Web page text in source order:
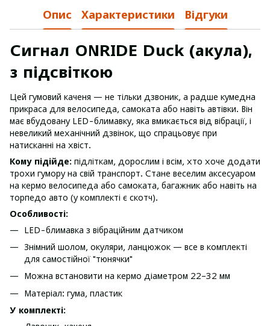
Опис Характеристики Відгуки
Сигнал ONRIDE Duck (акула),
з підсвіткою
Цей гумовий каченя — не тільки дзвоник, а радше кумедна
прикраса для велосипеда, самоката або навіть автівки. Він
має вбудовану LED-блимавку, яка вмикається від вібрації, і
невеликий механічний дзвінок, що спрацьовує при
натисканні на хвіст.
Кому підійде: підліткам, дорослим і всім, хто хоче додати
трохи гумору на свій транспорт. Стане веселим аксесуаром
на кермо велосипеда або самоката, багажник або навіть на
торпедо авто (у комплекті є скотч).
Особливості:
LED-блимавка з вібраційним датчиком
Знімний шолом, окуляри, ланцюжок — все в комплекті
для самостійної "тюнячки"
Можна встановити на кермо діаметром 22–32 мм
Матеріал: гума, пластик
У комплекті: